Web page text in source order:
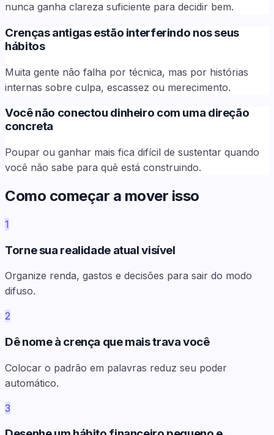
nunca ganha clareza suficiente para decidir bem.
Crenças antigas estão interferindo nos seus
hábitos
Muita gente não falha por técnica, mas por histórias
internas sobre culpa, escassez ou merecimento.
Você não conectou dinheiro com uma direção
concreta
Poupar ou ganhar mais fica difícil de sustentar quando
você não sabe para quê está construindo.
Como começar a mover isso
1
Torne sua realidade atual visível
Organize renda, gastos e decisões para sair do modo
difuso.
2
Dê nome à crença que mais trava você
Colocar o padrão em palavras reduz seu poder
automático.
3